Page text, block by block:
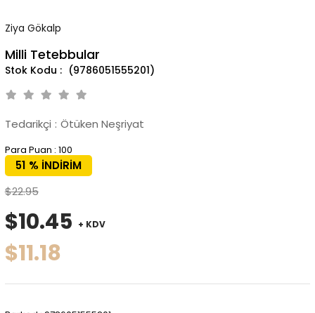
Ziya Gökalp
Milli Tetebbular
(9786051555201)
Tedarikçi : Ötüken Neşriyat
Para Puan : 100
%
51
İNDIRIM
$22.95
$10.45 + KDV
$11.18